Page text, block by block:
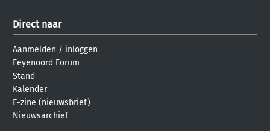
Direct naar
Aanmelden / inloggen
Feyenoord Forum
Stand
Kalender
E-zine (nieuwsbrief)
Nieuwsarchief